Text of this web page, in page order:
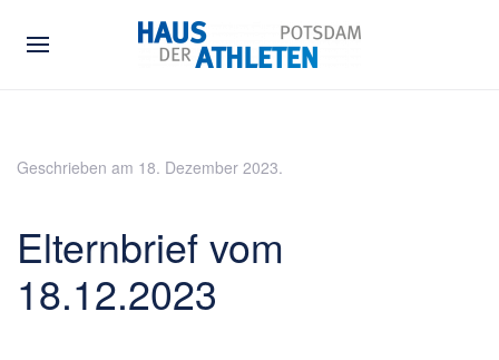
Geschrieben am 18. Dezember 2023.
Elternbrief vom
18.12.2023